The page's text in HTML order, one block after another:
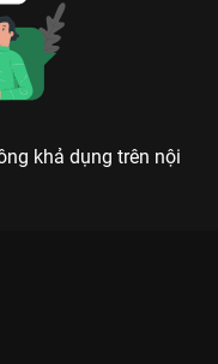
khả dụng trên nội